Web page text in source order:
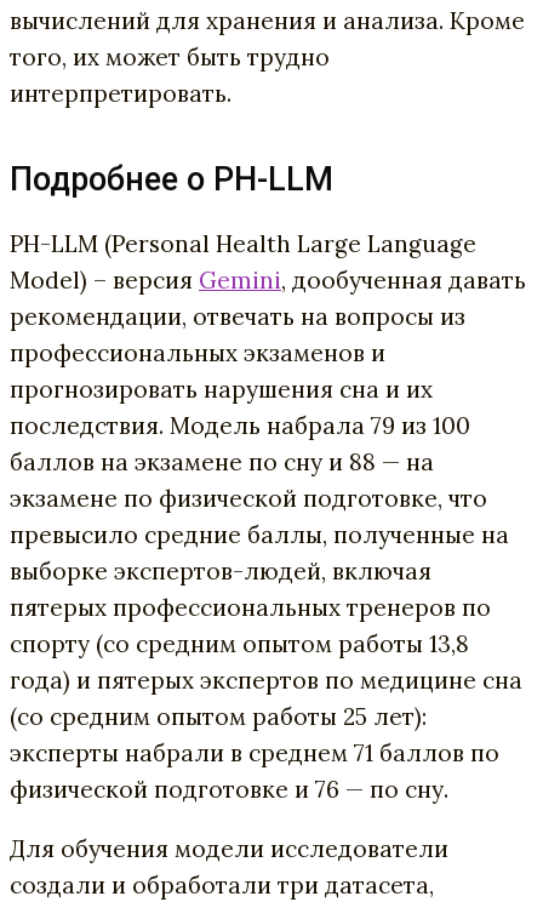
вычислений для хранения и анализа. Кроме
того, их может быть трудно
интерпретировать.
Подробнее о PH-LLM
PH-LLM (Personal Health Large Language
Model) – версия Gemini, дообученная давать
рекомендации, отвечать на вопросы из
профессиональных экзаменов и
прогнозировать нарушения сна и их
последствия. Модель набрала 79 из 100
баллов на экзамене по сну и 88 — на
экзамене по физической подготовке, что
превысило средние баллы, полученные на
выборке экспертов-людей, включая
пятерых профессиональных тренеров по
спорту (со средним опытом работы 13,8
года) и пятерых экспертов по медицине сна
(со средним опытом работы 25 лет):
эксперты набрали в среднем 71 баллов по
физической подготовке и 76 — по сну.
Для обучения модели исследователи
создали и обработали три датасета,